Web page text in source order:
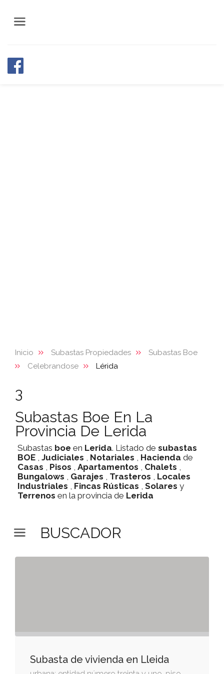
Inicio Subastas Propiedades
Subastas Boe
Celebrandose
Lérida
3
Subastas Boe En La
Provincia De Lerida
Subastas boe en Lerida. Listado de subastas
BOE , Judiciales , Notariales , Hacienda de
Casas , Pisos , Apartamentos , Chalets ,
Bungalows , Garajes , Trasteros , Locales
Industriales , Fincas Rústicas , Solares y
Terrenos en la provincia de Lerida
BUSCADOR
Subasta de vivienda en Lleida